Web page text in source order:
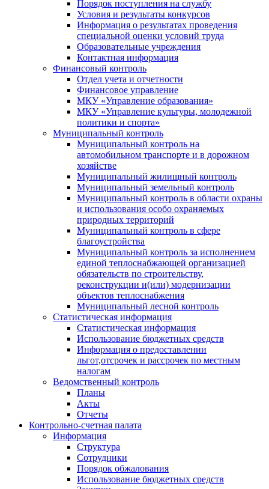
Порядок поступления на службу
Условия и результаты конкурсов
Информация о результатах проведения
специальной оценки условий труда
Образовательные учреждения
Контактная информация
Финансовый контроль
Отдел учета и отчетности
Финансовое управление
МКУ «Управление образования»
МКУ «Управление культуры, молодежной
политики и спорта»
Муниципальный контроль
Муниципальный контроль на
автомобильном транспорте и в дорожном
хозяйстве
Муниципальный жилищный контроль
Муниципальный земельный контроль
Муниципальный контроль в области охраны
и использования особо охраняемых
природных территорий
Муниципальный контроль в сфере
благоустройства
Муниципальный контроль за исполнением
единой теплоснабжающей организацией
обязательств по строительству,
реконструкции и(или) модернизации
объектов теплоснабжения
Муниципальный лесной контроль
Статистическая информация
Статистическая информация
Использование бюджетных средств
Информация о предоставлении
льгот,отсрочек и рассрочек по местным
налогам
Ведомственный контроль
Планы
Акты
Отчеты
Контрольно-счетная палата
Информация
Структура
Сотрудники
Порядок обжалования
Использование бюджетных средств